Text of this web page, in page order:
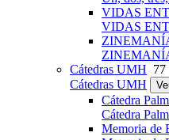
VIDAS
VIDAS
Cátedras UMH 77
Cátedras UMH
Cátedra
Cátedra
Memoria de